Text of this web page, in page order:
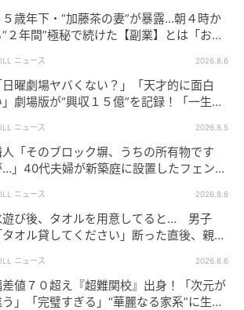
５歳年下・“加藤茶の妻”が暴露…朝４時か
“２年間”極秘で続けた【副業】とは「お金
ニュース 2026.8.6
日曜劇場ヤバくない？」「天才的に面白
」劇場版が“興収１５億”を記録！「一生言
ニュース 2026.8.5
人「そのブロック塀、うちの所有物です
…」40代夫婦が新築庭に設置したフェン
ニュース 2026.8.6
遊び後、タオルを用意してると… 男子
タオル貸してください」断った直後、親が
ニュース 2026.8.6
値７０超え『超難関校』出身！「次元が
」「完璧すぎる」“華麗なる家系”に生ま